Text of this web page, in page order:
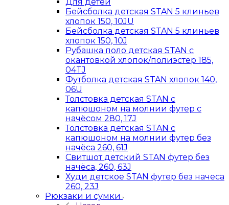
Бейсболка детская STAN 5 клиньев
хлопок 150, 10JU
Бейсболка детская STAN 5 клиньев
хлопок 150, 10J
Рубашка поло детская STAN с
окантовкой хлопок/полиэстер 185,
04TJ
Футболка детская STAN хлопок 140,
06U
Толстовка детская STAN с
капюшоном на молнии футер с
начёсом 280, 17J
Толстовка детская STAN с
капюшоном на молнии футер без
начёса 260, 61J
Свитшот детский STAN футер без
начёса, 260, 63J
Худи детское STAN футер без начеса
260, 23J
Рюкзаки и сумки